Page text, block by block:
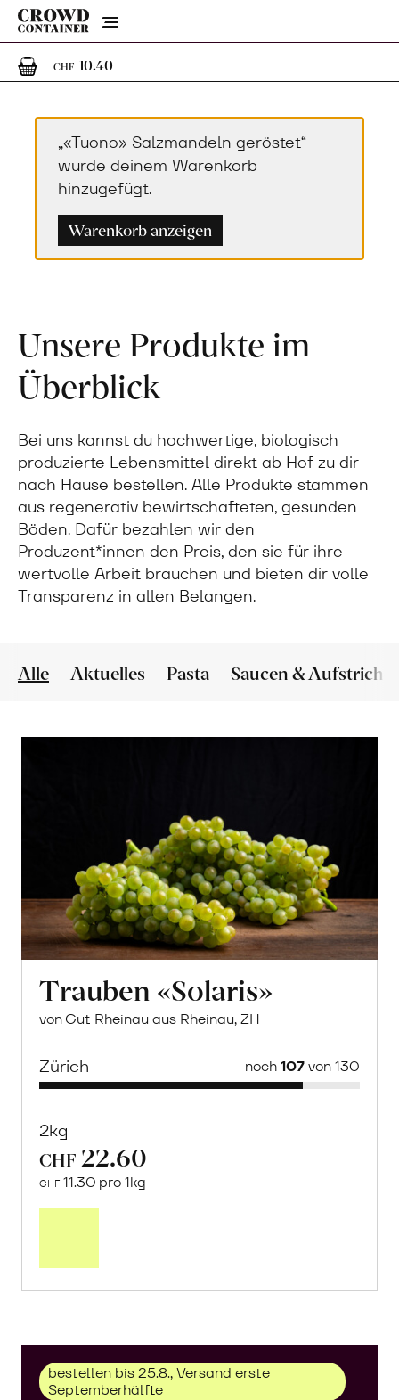
Menu
CHF 10.401 Artikel im Warenkorb
„«Tuono» Salzmandeln geröstet“
wurde deinem Warenkorb
hinzugefügt.
Warenkorb anzeigen
Unsere Produkte im
Überblick
Bei uns kannst du hochwertige, biologisch
produzierte Lebensmittel direkt ab Hof zu dir
nach Hause bestellen. Alle Produkte stammen
aus regenerativ bewirtschafteten, gesunden
Böden. Dafür bezahlen wir den
Produzent*innen den Preis, den sie für ihre
wertvolle Arbeit brauchen und bieten dir volle
Transparenz in allen Belangen.
Alle Aktuelles Pasta Saucen & Aufstriche
Trauben «Solaris»
von Gut Rheinau aus Rheinau, ZH
Zürich noch107von 130
2kg
CHF 22.60
CHF 11.30 pro 1kg
erfahren
bestellen bis 25.8., Versand erste
Septemberhälfte